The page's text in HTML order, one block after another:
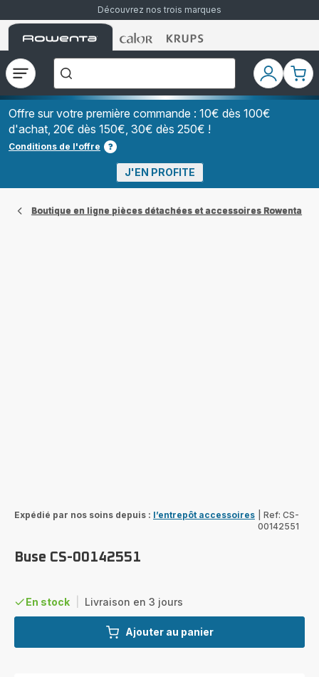
Découvrez nos trois marques
Accueil
Rowenta
Accueil
Rowenta
Accueil
Rowenta
Ouvrir
le
menu
recherchez-
vous
?","Aspirateurs
à
Grains","Centrales
Vapeurs","Sèche
Cheveux"]
Mon
compte
Mon
Offre sur votre première commande : 10€ dès 100€
d'achat, 20€ dès 150€, 30€ dès 250€ !
Conditions de l'offre
J'EN PROFITE
Boutique en ligne pièces détachées et accessoires Rowenta
Expédié par nos soins depuis : l’entrepôt accessoires
Ref: CS-
00142551
Buse CS-00142551
En stock Livraison en 3 jours
Ajouter au panier